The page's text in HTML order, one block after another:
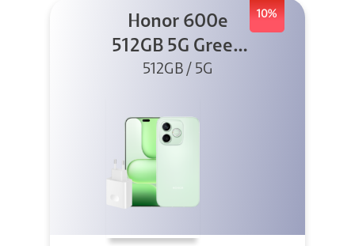
10%
Honor 600e
512GB 5G Green
+ 45W
512GB / 5G